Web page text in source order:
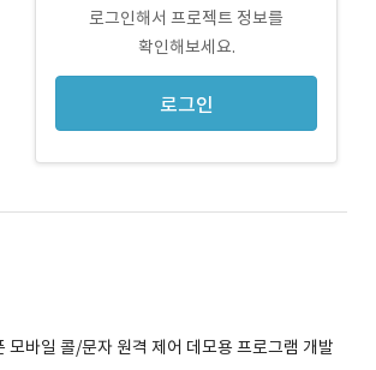
로그인해서 프로젝트 정보를
확인해보세요.
로그인
모바일 콜/문자 원격 제어 데모용 프로그램 개발